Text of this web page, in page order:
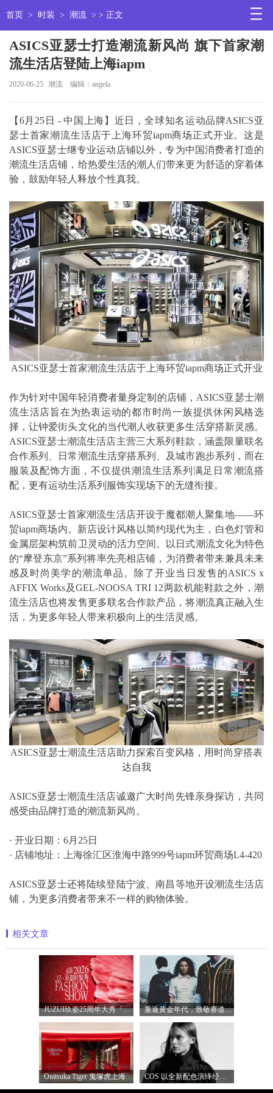
首页 > 时装 > 潮流 > > 正文
ASICS亚瑟士打造潮流新风尚 旗下首家潮
流生活店登陆上海iapm
2020-06-25 潮流 编辑：angela
【6月25日 - 中国上海】近日，全球知名运动品牌ASICS亚
瑟士首家潮流生活店于上海环贸iapm商场正式开业。这是
ASICS亚瑟士继专业运动店铺以外，专为中国消费者打造的
潮流生活店铺，给热爱生活的潮人们带来更为舒适的穿着体
验，鼓励年轻人释放个性真我。
ASICS亚瑟士首家潮流生活店于上海环贸iapm商场正式开业
作为针对中国年轻消费者量身定制的店铺，ASICS亚瑟士潮
流生活店旨在为热衷运动的都市时尚一族提供休闲风格选
择，让钟爱街头文化的当代潮人收获更多生活穿搭新灵感。
ASICS亚瑟士潮流生活店主营三大系列鞋款，涵盖限量联名
合作系列、日常潮流生活穿搭系列、及城市跑步系列，而在
服装及配饰方面，不仅提供潮流生活系列满足日常潮流搭
配，更有运动生活系列服饰实现场下的无缝衔接。
ASICS亚瑟士首家潮流生活店开设于魔都潮人聚集地——环
贸iapm商场内。新店设计风格以简约现代为主，白色灯管和
金属层架构筑前卫灵动的活力空间。以日式潮流文化为特色
的“摩登东京”系列将率先亮相店铺，为消费者带来兼具未来
感及时尚美学的潮流单品。除了开业当日发售的ASICS x
AFFIX Works及GEL-NOOSA TRI 12两款机能鞋款之外，潮
流生活店也将发售更多联名合作款产品，将潮流真正融入生
活，为更多年轻人带来积极向上的生活灵感。
ASICS亚瑟士潮流生活店助力探索百变风格，用时尚穿搭表
达自我
ASICS亚瑟士潮流生活店诚邀广大时尚先锋亲身探访，共同
感受由品牌打造的潮流新风尚。
· 开业日期：6月25日
· 店铺地址：上海徐汇区淮海中路999号iapm环贸商场L4-420
ASICS亚瑟士还将陆续登陆宁波、南昌等地开设潮流生活店
铺，为更多消费者带来不一样的购物体验。
相关文章
JUZUI玖姿25周年大秀「循光新生」 光起二 重返黄金年代，致敬赛道传奇 PUMA携手M
Onitsuka Tiger 鬼塚虎上海环贸 iapm 概念店盛 COS 以全新配色演绎经典漏斗领风衣